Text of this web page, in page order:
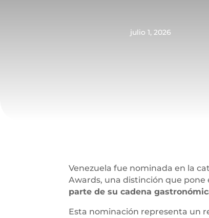
julio 1, 2026
Venezuela fue nominada en la
Awards, una distinción que pone
parte de su cadena
Esta nominación representa un